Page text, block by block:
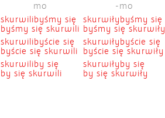
mo
-mo
skurwilibyśmy się
byśmy się skurwili
skurwiłybyśmy się
byśmy się skurwiły
skurwilibyście się
byście się skurwili
skurwiłybyście się
byście się skurwiły
skurwiliby się
by się skurwili
skurwiłyby się
by się skurwiły